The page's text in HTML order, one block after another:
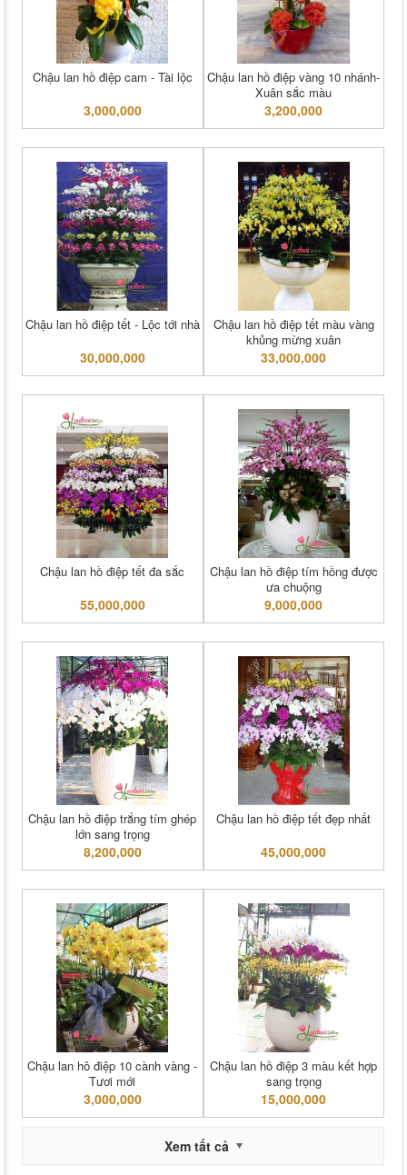
Chậu lan hồ điệp cam - Tài lộc
3,000,000
Chậu lan hồ điệp vàng 10 nhánh-
Xuân sắc màu
3,200,000
Chậu lan hồ điệp tết - Lộc tới nhà
30,000,000
Chậu lan hồ điệp tết màu vàng
khủng mừng xuân
33,000,000
Chậu lan hồ điệp tết đa sắc
55,000,000
Chậu lan hồ điệp tím hồng được
ưa chuộng
9,000,000
Chậu lan hồ điệp trắng tím ghép
lớn sang trọng
8,200,000
Chậu lan hồ điệp tết đẹp nhất
45,000,000
Chậu lan hô điệp 10 cành vàng -
Tươi mới
3,000,000
Chậu lan hồ điệp 3 màu kết hợp
sang trọng
15,000,000
Xem tất cả